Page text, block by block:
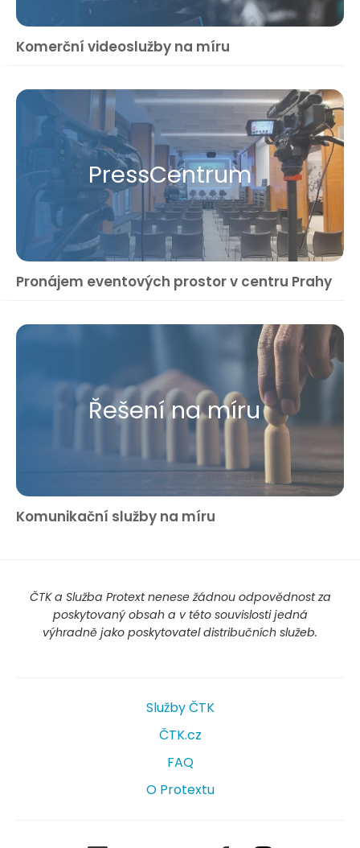
Komerční videoslužby na míru
Press​Centrum
Pronájem eventových prostor v centru Prahy
Řešení na míru
Komunikační služby na míru
ČTK a Služba Protext nenese žádnou odpovědnost za
poskytovaný obsah a v této souvislosti jedná
výhradně jako poskytovatel distribučních služeb.
Služby ČTK
ČTK.cz
FAQ
O Protextu